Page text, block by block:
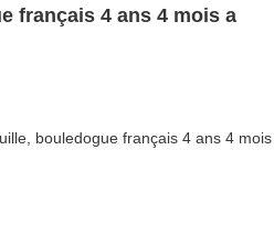
français 4 ans 4 mois a